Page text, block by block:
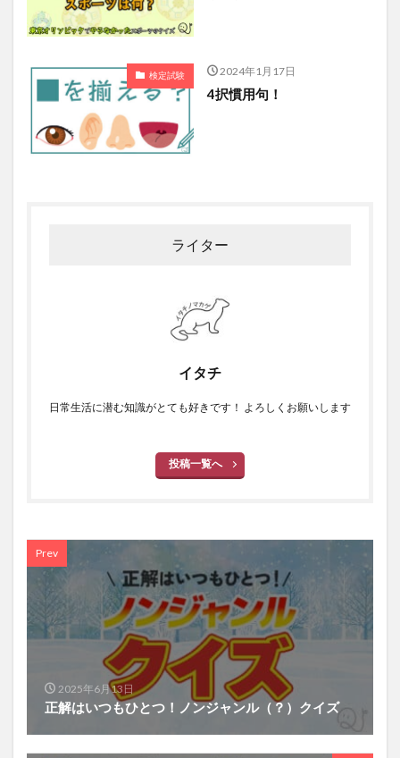
検定試験 2024年1月17日
4択慣用句！
ライター
イタチ
日常生活に潜む知識がとても好きです！ よろしくお願いします
投稿一覧へ
Prev
2025年6月13日
正解はいつもひとつ！ノンジャンル（？）クイズ